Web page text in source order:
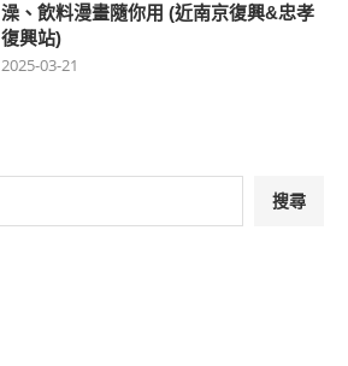
澡、飲料漫畫隨你用 (近南京復興&忠孝
復興站)
2025-03-21
搜尋